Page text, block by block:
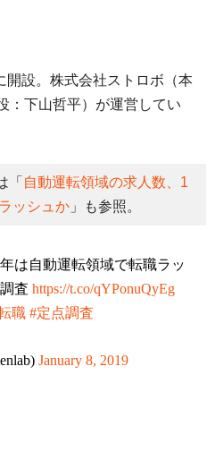
開設。株式会社ストロボ（本
：下山哲平）が運営してい
「 自動運転領域の求人数、1
ッシュか 」も参照。
は自動運転領域で転職ラッ
査 https://t.co/qYPonuQyEg
職 #定点調査
January 8, 2019